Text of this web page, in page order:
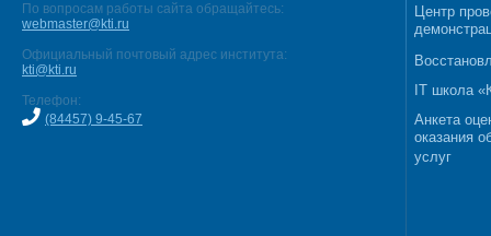
По вопросам работы сайта обращайтесь:
webmaster@kti.ru
Официальный почтовый адрес института:
kti@kti.ru
Телефон:
(84457) 9-45-67
Центр
IT школа
Анкета
оказания
услуг